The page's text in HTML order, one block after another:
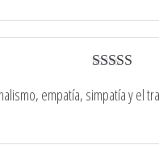
5de 5
empatía, simpatía y el